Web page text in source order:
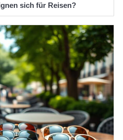
sich für Reisen?